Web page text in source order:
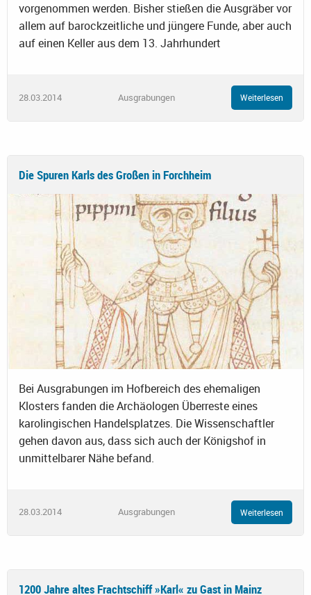
vorgenommen werden. Bisher stießen die Ausgräber vor
allem auf barockzeitliche und jüngere Funde, aber auch
auf einen Keller aus dem 13. Jahrhundert
28.03.2014 Ausgrabungen Weiterlesen
Die Spuren Karls des Großen in Forchheim
Bei Ausgrabungen im Hofbereich des ehemaligen
Klosters fanden die Archäologen Überreste eines
karolingischen Handelsplatzes. Die Wissenschaftler
gehen davon aus, dass sich auch der Königshof in
unmittelbarer Nähe befand.
28.03.2014 Ausgrabungen Weiterlesen
1200 Jahre altes Frachtschiff »Karl« zu Gast in Mainz